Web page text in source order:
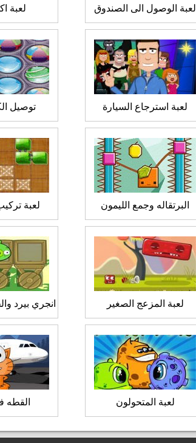
لعبة الوصول الى الصندوق لعبة
لعبة استرجاع السيارة توصيل
البرتقاله وجمع الليمون لعبة
لعبة المزعج الصغير انجري بيرد
لعبة المتحولون القطه